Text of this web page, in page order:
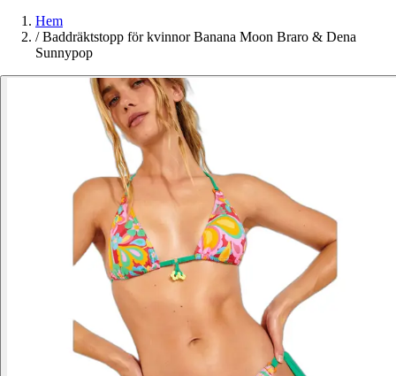
Hem
/ Baddräktstopp för kvinnor Banana Moon Braro & Dena
Sunnypop